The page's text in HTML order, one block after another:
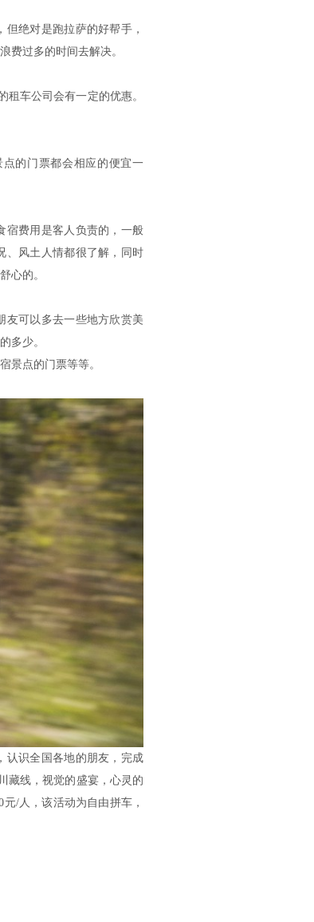
绝对是跑拉萨的好帮手，
费过多的时间去解决。
车公司会有一定的优惠。
的门票都会相应的便宜一
宿费用是客人负责的，一般
、风土人情都很了解，同时
心的。
友可以多去一些地方欣赏美
多少。
景点的门票等等。
认识全国各地的朋友，完成
藏线，视觉的盛宴，心灵的
元/人，该活动为自由拼车，